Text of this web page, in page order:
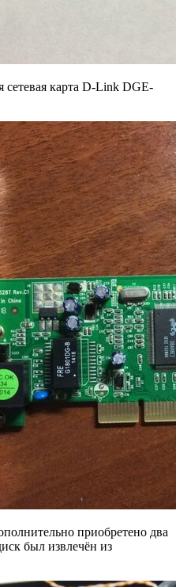
сетевая карта D-Link DGE-
приобретено два
был извлечён из